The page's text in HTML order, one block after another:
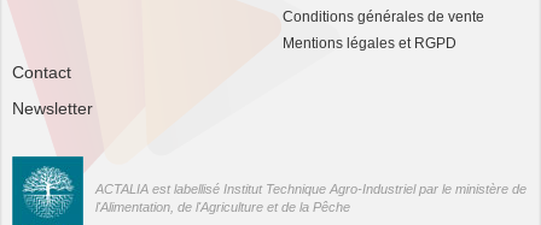
Conditions générales de vente
Mentions légales et RGPD
Contact
Newsletter
ACTALIA est labellisé Institut Technique Agro-Industriel par le ministère de
l'Alimentation, de l'Agriculture et de la Pêche